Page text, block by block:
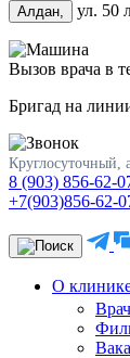
Алдан, ул. 50
Вызов врача в
Бригад на
8 (903) 856-62-
+7(903)856-62-
О